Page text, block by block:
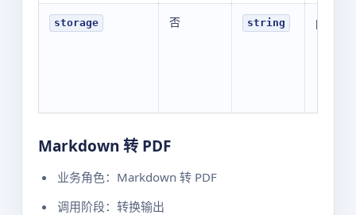
storage 否 string public
Markdown 转 PDF
业务角色：Markdown 转 PDF
调用阶段：转换输出